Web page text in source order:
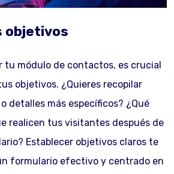
objetivos
módulo de contactos, es crucial
objetivos. ¿Quieres recopilar
detalles más específicos? ¿Qué
realicen tus visitantes después de
Establecer objetivos claros te
formulario efectivo y centrado en